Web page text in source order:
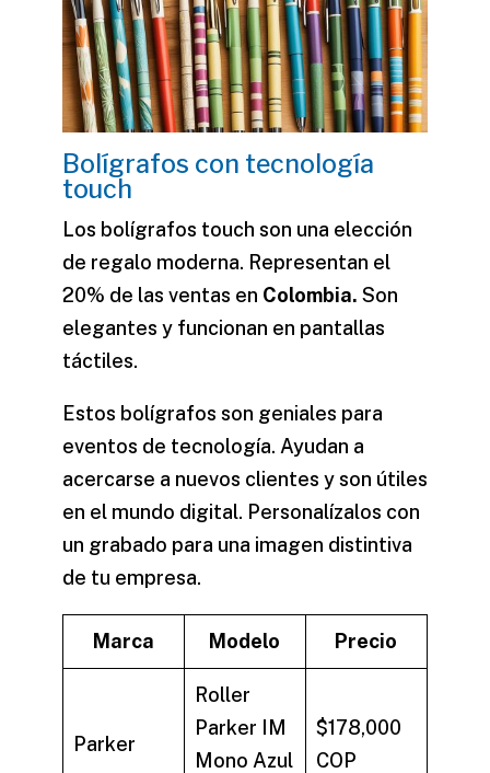
Bolígrafos con tecnología
touch
Los bolígrafos touch son una elección
de regalo moderna. Representan el
20% de las ventas en Colombia. Son
elegantes y funcionan en pantallas
táctiles.
Estos bolígrafos son geniales para
eventos de tecnología. Ayudan a
acercarse a nuevos clientes y son útiles
en el mundo digital. Personalízalos con
un grabado para una imagen distintiva
de tu empresa.
Marca Modelo Precio
Parker
Roller
Parker IM
Mono Azul
$178,000
COP